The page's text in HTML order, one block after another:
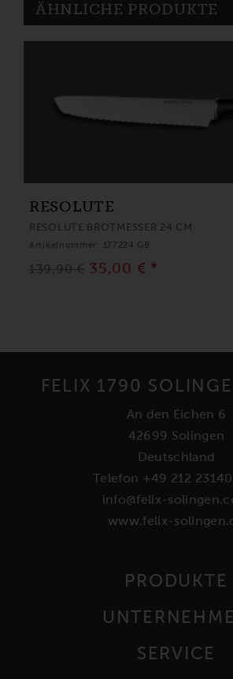
ÄHNLICHE PRODUKTE
RESOLUTE
RESOLUTE BROTMESSER 24 CM
Artikelnummer: 177224 GB
139,90 € 35,00 € *
FELIX 1790
An den Eichen 6
42699 Solingen
Deutschland
Telefon +49 212
info@felix-
www.felix-
PRODUKTE
SERVICE